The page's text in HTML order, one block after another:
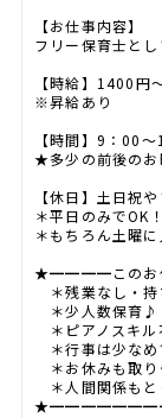
【お仕事内容】
フリー保育士と
【時給】1400円
※昇給あり
【時間】9：00
★多少の前後のお
【休日】土日祝や
＊平日のみでOK！
＊もちろん土曜
★━━━━このお
＊残業なし・
＊少人数保育♪
＊ピアノスキル
＊行事は少な
＊お休みも取り
＊人間関係もと